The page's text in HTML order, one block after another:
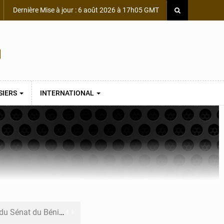
Dernière Mise à jour : 6 août 2026 à 17h05 GMT
INTERNATIONAL
Sénat du Bénin